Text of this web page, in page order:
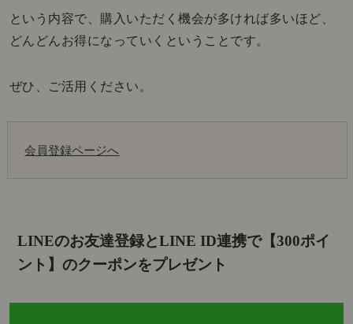
という内容で、購入いただく機会が多ければ多いほど、
どんどんお得になっていくということです。
ぜひ、ご活用ください。
会員登録ページへ
LINEのお友達登録とLINE ID連携で【300ポイ
ント】のクーポンをプレゼント